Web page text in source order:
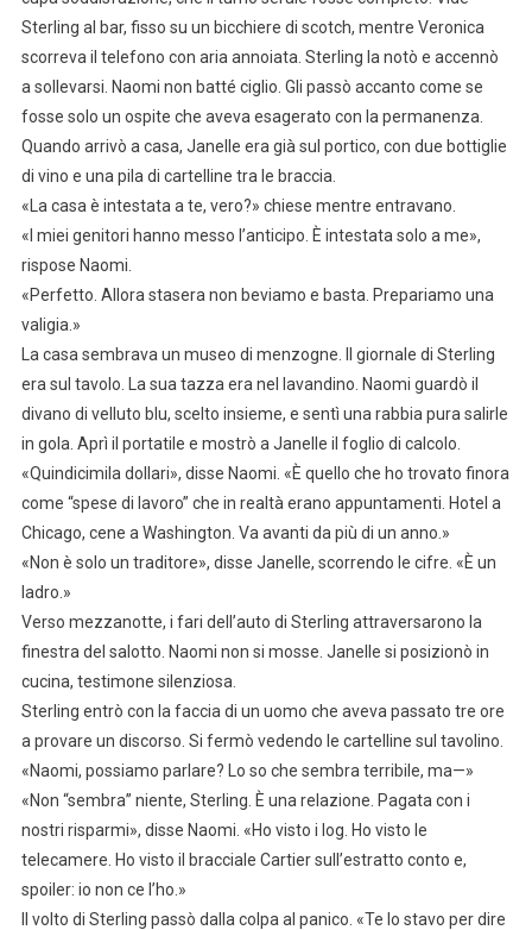
Sterling al bar, fisso su un bicchiere di scotch, mentre Veronica
scorreva il telefono con aria annoiata. Sterling la notò e accennò
a sollevarsi. Naomi non batté ciglio. Gli passò accanto come se
fosse solo un ospite che aveva esagerato con la permanenza.
Quando arrivò a casa, Janelle era già sul portico, con due bottiglie
di vino e una pila di cartelline tra le braccia.
«La casa è intestata a te, vero?» chiese mentre entravano.
«I miei genitori hanno messo l’anticipo. È intestata solo a me»,
rispose Naomi.
«Perfetto. Allora stasera non beviamo e basta. Prepariamo una
valigia.»
La casa sembrava un museo di menzogne. Il giornale di Sterling
era sul tavolo. La sua tazza era nel lavandino. Naomi guardò il
divano di velluto blu, scelto insieme, e sentì una rabbia pura salirle
in gola. Aprì il portatile e mostrò a Janelle il foglio di calcolo.
«Quindicimila dollari», disse Naomi. «È quello che ho trovato finora
come “spese di lavoro” che in realtà erano appuntamenti. Hotel a
Chicago, cene a Washington. Va avanti da più di un anno.»
«Non è solo un traditore», disse Janelle, scorrendo le cifre. «È un
ladro.»
Verso mezzanotte, i fari dell’auto di Sterling attraversarono la
finestra del salotto. Naomi non si mosse. Janelle si posizionò in
cucina, testimone silenziosa.
Sterling entrò con la faccia di un uomo che aveva passato tre ore
a provare un discorso. Si fermò vedendo le cartelline sul tavolino.
«Naomi, possiamo parlare? Lo so che sembra terribile, ma—»
«Non “sembra” niente, Sterling. È una relazione. Pagata con i
nostri risparmi», disse Naomi. «Ho visto i log. Ho visto le
telecamere. Ho visto il bracciale Cartier sull’estratto conto e,
spoiler: io non ce l’ho.»
Il volto di Sterling passò dalla colpa al panico. «Te lo stavo per dire